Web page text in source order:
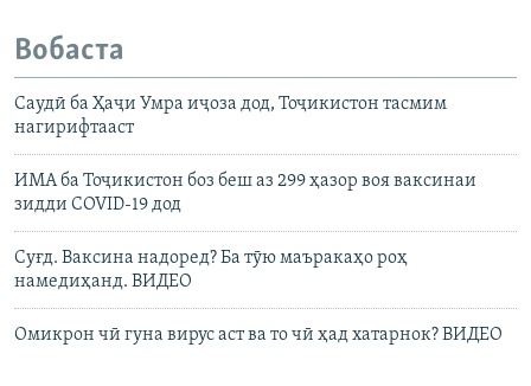
Вобаста
Саудӣ ба Ҳаҷи Умра иҷоза дод, Тоҷикистон тасмим
нагирифтааст
ИМА ба Тоҷикистон боз беш аз 299 ҳазор воя ваксинаи
зидди COVID-19 дод
Суғд. Ваксина надоред? Ба тӯю маъракаҳо роҳ
намедиҳанд. ВИДЕО
Омикрон чӣ гуна вирус аст ва то чӣ ҳад хатарнок? ВИДЕО